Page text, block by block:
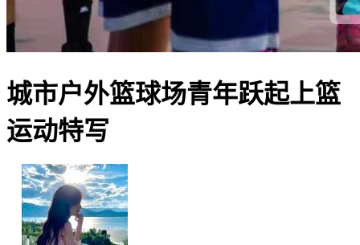
城市户外篮球场青年跃起上篮
运动特写